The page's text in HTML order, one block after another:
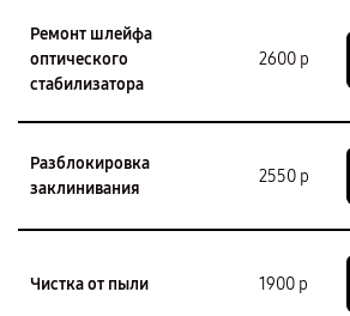
Ремонт шлейфа
оптического
стабилизатора
2600 р
Разблокировка
заклинивания
2550 р
Чистка от пыли 1900 р